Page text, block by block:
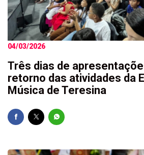
04/03/2026
Três dias de
retorno das atividades da
Música de Teresina